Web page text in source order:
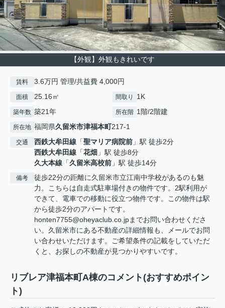
【外観】外観もきれいです
賃料 3.6万円 管理/共益費 4,000円
面積 25.16㎡ 間取り 1K
築年数 築21年 所在階 1階/2階建
所在地 福岡県久留米市津福本町217-1
交通 西鉄大牟田線 「聖マリア病院前 」駅 徒歩2分
西鉄大牟田線 「花畑 」駅 徒歩8分
久大本線 「久留米高校前 」駅 徒歩14分
備考
徒歩22分の距離に久留米市立江南中学校があるのも魅
力。こちらは自走式駐車場付きの物件です。2駅利用が
できて、電車での移動に役立つ物件です。この物件は駅
から徒歩2分のアパートです。
honten7755@oheyaclub.co.jpまでお問い合わせくださ
い。久留米市にある不動産の詳細情報も、メールでお問
い合わせいただけます。ご希望条件の記載をしていただ
くと、お探しの不動産が見つかりやすいです。
リブレア津福本町A棟のコメント(おすすめポイン
ト)